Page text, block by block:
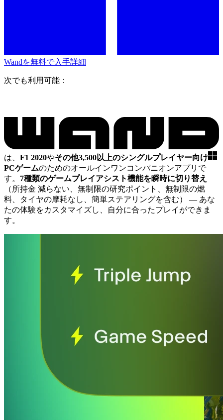
Wandを無料で入手詳細
次でも利用可能：
は、 F1 2020やその他3,500以上のシングルプレイヤー向け
PCゲームのためのオールインワンコンパニオンアプリで
す。 7種類のゲームプレイアシスト機能を瞬時に切り替え
（所持金 減らない、無制限の研究ポイント、無制限の燃
料、タイヤの摩耗なし、簡単ステアリングを含む） — あな
たの体験をカスタマイズし、自分に合ったプレイができま
す。